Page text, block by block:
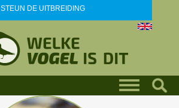
STEUN DE UITBREIDING